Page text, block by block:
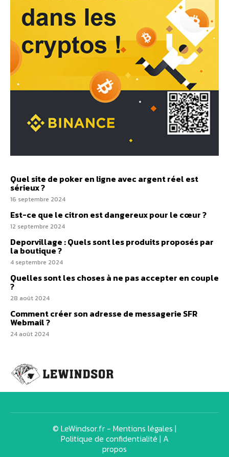
Quel site de poker en ligne avec argent réel est
sérieux ?
16 septembre 2024
Est-ce que le citron est dangereux pour le cœur ?
12 septembre 2024
Deporvillage : Quels sont les produits proposés par
la boutique ?
4 septembre 2024
Quelles sont les choses à ne pas accepter en couple
?
28 août 2024
Comment créer son adresse de messagerie SFR
Webmail ?
24 août 2024
© LeWindsor.fr - Mentions légales |
Politique de confidentialité | A
propos